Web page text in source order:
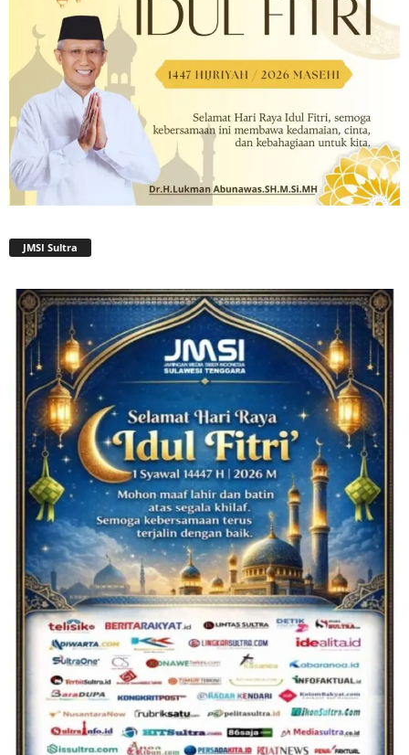
JMSI Sultra